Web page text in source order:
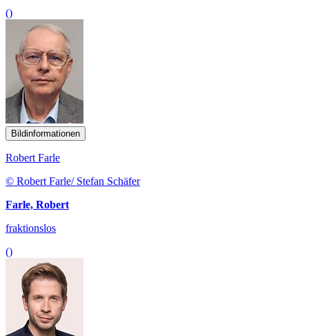
()
Bildinformationen
Robert Farle
© Robert Farle/ Stefan Schäfer
Farle, Robert
fraktionslos
()